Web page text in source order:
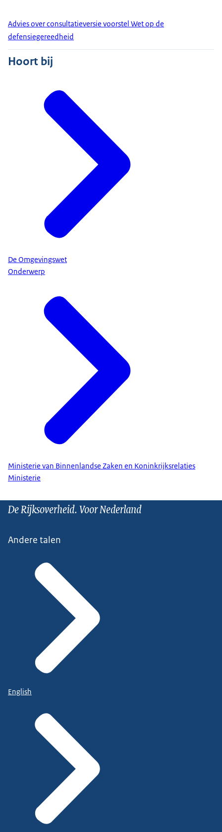
Advies over consultatieversie voorstel Wet op de
defensiegereedheid
Hoort bij
De Omgevingswet
Onderwerp
Ministerie van Binnenlandse Zaken en Koninkrijksrelaties
Ministerie
De Rijksoverheid. Voor Nederland
Andere talen
English